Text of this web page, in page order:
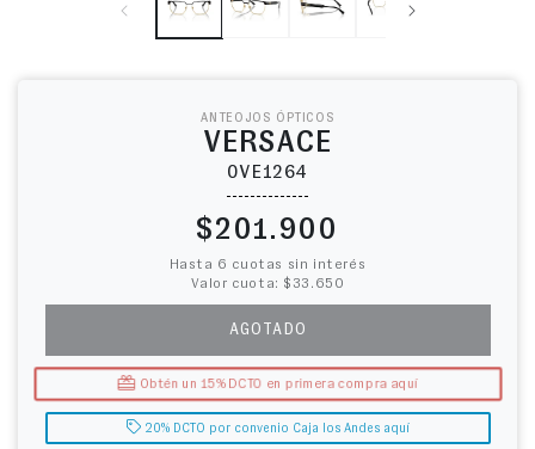
ANTEOJOS ÓPTICOS
VERSACE
0VE1264
Precio habitual
$201.900
Hasta 6 cuotas sin interés
Valor cuota: $33.650
AGOTADO
Obtén un 15% DCTO en primera compra aquí
20% DCTO por convenio Caja los Andes aquí